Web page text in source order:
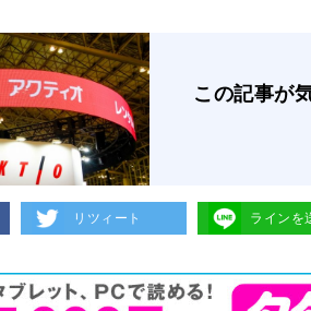
この記事が
リツィート ラインを